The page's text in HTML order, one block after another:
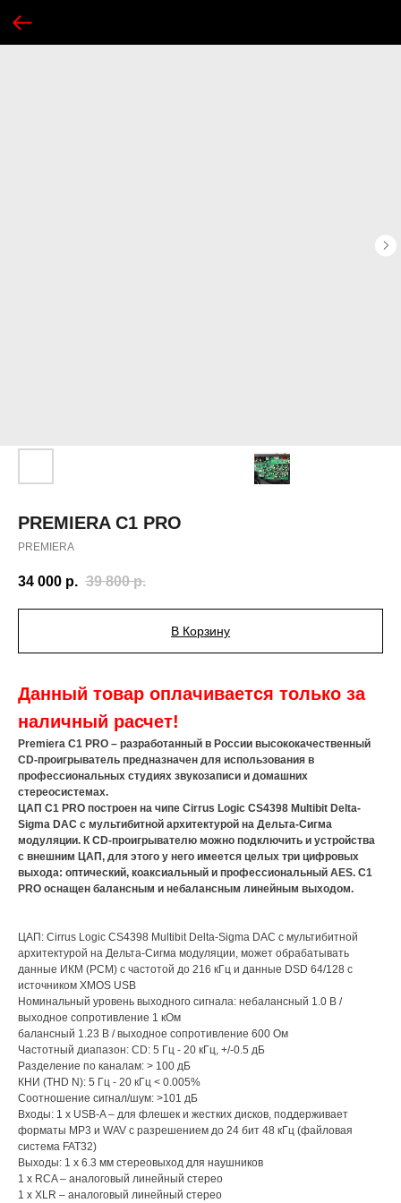
PREMIERA C1 PRO
PREMIERA
34 000 р. 39 800 р.
В Корзину
Данный товар оплачивается только за
наличный расчет!
Premiera C1 PRO – разработанный в России высококачественный
CD-проигрыватель предназначен для использования в
профессиональных студиях звукозаписи и домашних
стереосистемах.
ЦАП С1 PRO построен на чипе Cirrus Logic CS4398 Multibit Delta-
Sigma DAC с мультибитной архитектурой на Дельта-Сигма
модуляции. К CD-проигрывателю можно подключить и устройства
с внешним ЦАП, для этого у него имеется целых три цифровых
выхода: оптический, коаксиальный и профессиональный AES. C1
PRO оснащен балансным и небалансным линейным выходом.
ЦАП: Cirrus Logic CS4398 Multibit Delta-Sigma DAC с мультибитной
архитектурой на Дельта-Сигма модуляции, может обрабатывать
данныe ИКМ (PCM) с частотой до 216 кГц и данные DSD 64/128 с
источником XMOS USB
Номинальный уровень выходного сигнала: небалансный 1.0 В /
выходное сопротивление 1 кОм
балансный 1.23 В / выходное сопротивление 600 Ом
Частотный диапазон: CD: 5 Гц - 20 кГц, +/-0.5 дБ
Разделение по каналам: > 100 дБ
КНИ (THD N): 5 Гц - 20 кГц < 0.005%
Соотношение сигнал/шум: >101 дБ
Входы: 1 х USB-A – для флешек и жестких дисков, поддерживает
форматы MP3 и WAV с разрешением до 24 бит 48 кГц (файловая
система FAT32)
Выходы: 1 х 6.3 мм стереовыход для наушников
1 х RCA – аналоговый линейный стерео
1 х XLR – аналоговый линейный стерео